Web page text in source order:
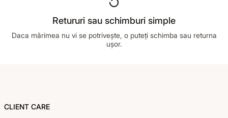
Retururi sau schimburi simple
Daca mărimea nu vi se potrivește, o puteți schimba sau returna
ușor.
CLIENT CARE